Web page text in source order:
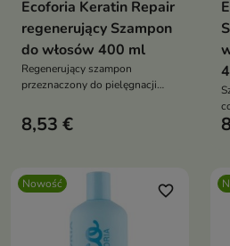
Ecoforia Keratin Repair
regenerujący Szampon
do włosów 400 ml
Regenerujący szampon
przeznaczony do pielęgnacji
osłabionych i podatnych na
łamanie.
8,53 €
Nowość favorite_border